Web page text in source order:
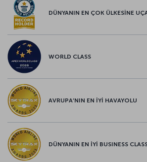
DÜNYANIN EN ÇOK ÜLKESİNE
WORLD CLASS
AVRUPA’NIN EN İYİ HAVAYOLU
DÜNYANIN EN İYİ BUSINESS